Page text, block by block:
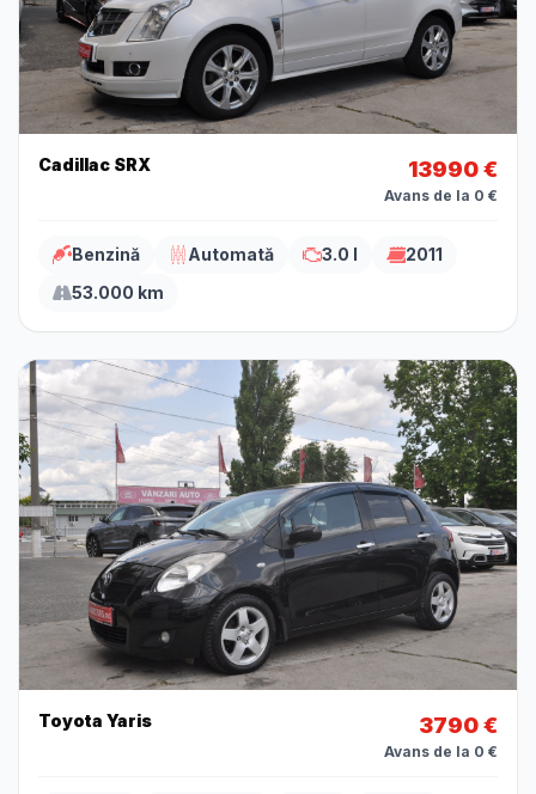
Cadillac SRX 13990 €
Avans de la 0 €
Benzină Automată 3.0 l
2011
53.000 km
Toyota Yaris 3790 €
Avans de la 0 €